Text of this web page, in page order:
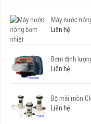
Máy nước
Liên hệ
Bơm định
Liên hệ
Bộ mài mòn
Liên hệ